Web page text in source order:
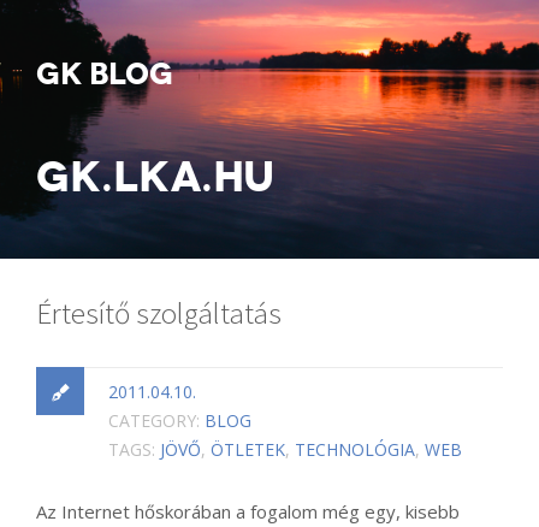
GK BLOG
GK.LKA.HU
Értesítő szolgáltatás
2011.04.10.
CATEGORY: BLOG
TAGS: JÖVŐ, ÖTLETEK, TECHNOLÓGIA, WEB
Az Internet hőskorában a fogalom még egy, kisebb